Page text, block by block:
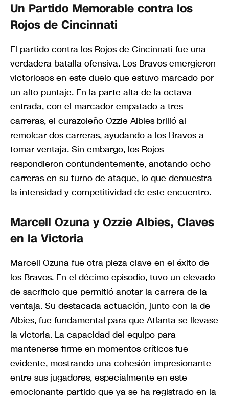
Un Partido Memorable contra los
Rojos de Cincinnati
El partido contra los Rojos de Cincinnati fue una
verdadera batalla ofensiva. Los Bravos emergieron
victoriosos en este duelo que estuvo marcado por
un alto puntaje. En la parte alta de la octava
entrada, con el marcador empatado a tres
carreras, el curazoleño Ozzie Albies brilló al
remolcar dos carreras, ayudando a los Bravos a
tomar ventaja. Sin embargo, los Rojos
respondieron contundentemente, anotando ocho
carreras en su turno de ataque, lo que demuestra
la intensidad y competitividad de este encuentro.
Marcell Ozuna y Ozzie Albies, Claves
en la Victoria
Marcell Ozuna fue otra pieza clave en el éxito de
los Bravos. En el décimo episodio, tuvo un elevado
de sacrificio que permitió anotar la carrera de la
ventaja. Su destacada actuación, junto con la de
Albies, fue fundamental para que Atlanta se llevase
la victoria. La capacidad del equipo para
mantenerse firme en momentos críticos fue
evidente, mostrando una cohesión impresionante
entre sus jugadores, especialmente en este
emocionante partido que ya se ha registrado en la